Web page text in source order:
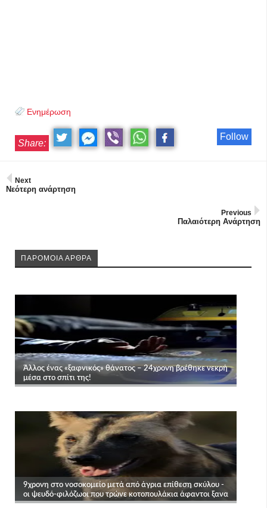
Ενημέρωση
Follow
Share:
Next
Νεότερη ανάρτηση
Previous
Παλαιότερη Ανάρτηση
ΠΑΡΟΜΟΙΑ ΑΡΘΡΑ